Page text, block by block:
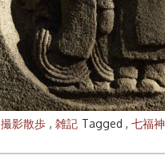
撮影散歩 , 雑記 Tagged , 七福神